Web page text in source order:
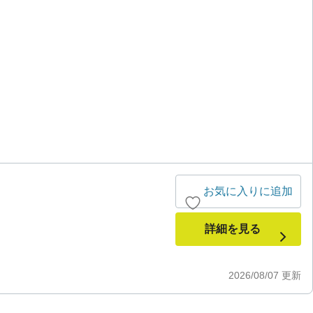
2026/08/07 更新
お気に入りに追加
詳細を見る